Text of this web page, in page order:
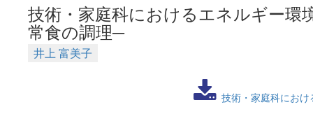
技術・家庭科におけるエネルギー環
常食の調理─
井上 富美子
技術・家庭科にお